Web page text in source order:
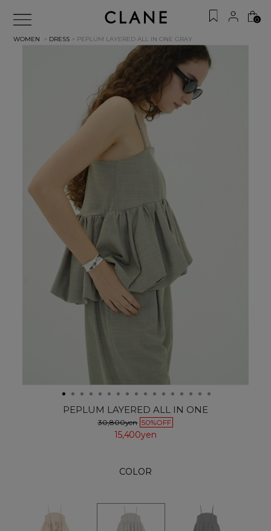
0
WOMEN > DRESS > PEPLUM LAYERED ALL IN ONEGRAY
PEPLUM LAYERED ALL IN ONE
30,800yen 50%OFF
15,400yen
COLOR